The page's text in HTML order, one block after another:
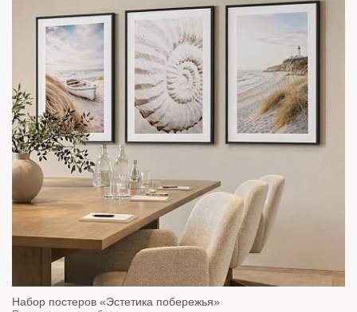
Набор постеров «Эстетика побережья»